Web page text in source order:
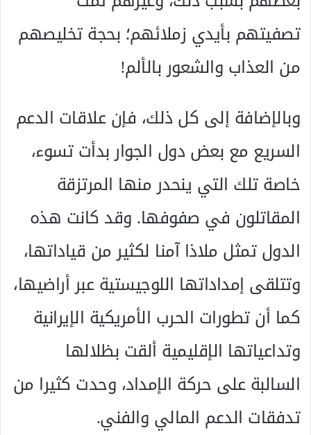
تصفيتهم بأيدي زملائهم؛ بحجة تخليصهم
من العذاب والشعور بالألم!
وبالإضافة إلى كل ذلك، فإن علاقات الدعم
السريع مع بعض دول الجوار بدأت تسوء،
خاصة تلك التي ينحدر منها المرتزقة
المقاتلون في صفوفها. وقد كانت هذه
الدول تمثل ملاذا آمنا لكثير من قياداتها،
وتتلقى إمداداتها اللوجيستية عبر أراضيها،
كما أن تطورات الحرب الأمريكية الإيرانية
وتداعياتها الإقليمية ألقت بظلالها
السالبة على حركة الإمداد، وحدت كثيرا من
تدفقات الدعم المالي والفني.